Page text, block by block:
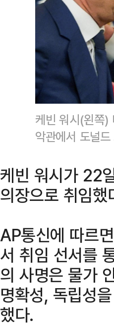
케빈 워시(왼쪽
악관에서 도널
케빈 워시가 22
의장으로 취임했
AP통신에 따르
서 취임 선서를
의 사명은 물가
명확성, 독립성
했다.